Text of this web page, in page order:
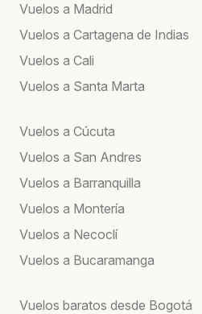
Vuelos a Madrid
Vuelos a Cartagena de Indias
Vuelos a Cali
Vuelos a Santa Marta
Vuelos a Cúcuta
Vuelos a San Andres
Vuelos a Barranquilla
Vuelos a Montería
Vuelos a Necoclí
Vuelos a Bucaramanga
Vuelos baratos desde Bogotá